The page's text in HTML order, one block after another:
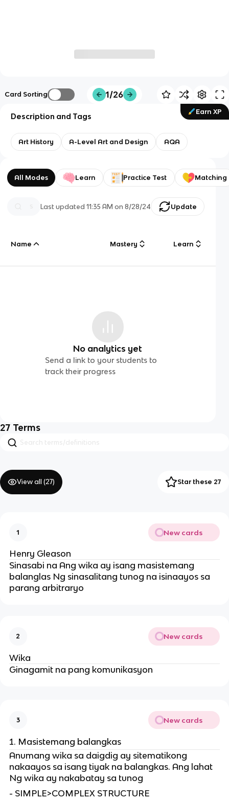
Card Sorting 1/26
Earn XP
Description and Tags
Art History A-Level Art and Design AQA
All Modes Learn Practice Test Matching
Last updated11:35 AM on 8/28/24 Update
Name Mastery Learn
No analytics yet
Send a link to your students to
track their progress
27 Terms
View all (27) Star these 27
1 New cards
Henry Gleason
Sinasabi na Ang wika ay isang masistemang
balanglas Ng sinasalitang tunog na isinaayos sa
parang arbitraryo
2 New cards
Wika
Ginagamit na pang komunikasyon
3 New cards
Masistemang balangkas
Anumang wika sa daigdig ay sitematikong
nakaayos sa isang tiyak na balangkas. Ang lahat
Ng wika ay nakabatay sa tunog
- SIMPLE>COMPLEX STRUCTURE